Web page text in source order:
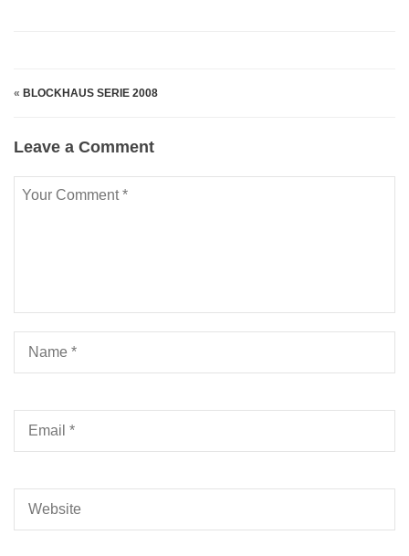
« BLOCKHAUS SERIE 2008
Leave a Comment